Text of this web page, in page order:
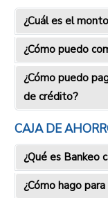
¿Cuál es el
¿Cómo puedo
¿Cómo puedo
de crédito?
CAJA DE
¿Qué es Bankeo
¿Cómo hago